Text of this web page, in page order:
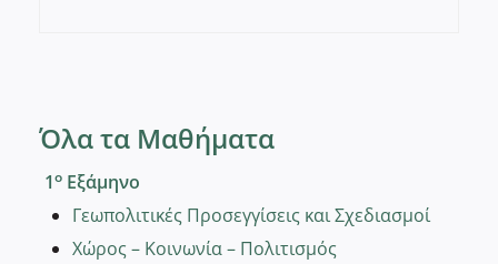
Όλα τα Μαθήματα
1ο Εξάμηνο
Γεωπολιτικές Προσεγγίσεις και Σχεδιασμοί
Χώρος – Κοινωνία – Πολιτισμός